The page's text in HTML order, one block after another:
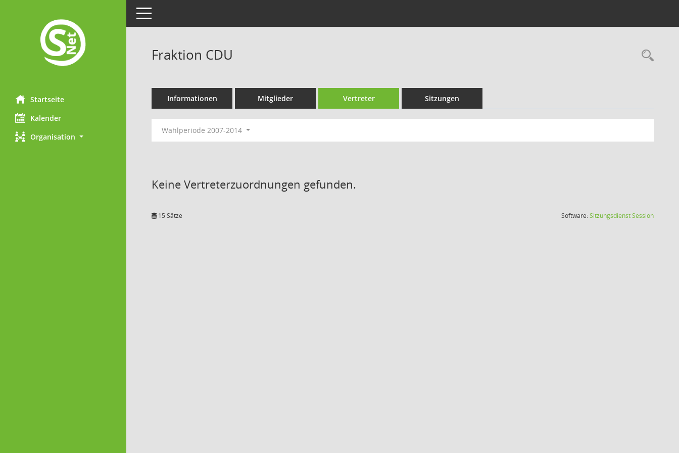
Startseite
Kalender
Organisation
Toggle navigation
Fraktion CDU
Informationen Mitglieder Vertreter Sitzungen
Wahlperiode 2007-2014
Keine Vertreterzuordnungen gefunden.
15 Sätze Software:SitzungsdienstSession(Wird in